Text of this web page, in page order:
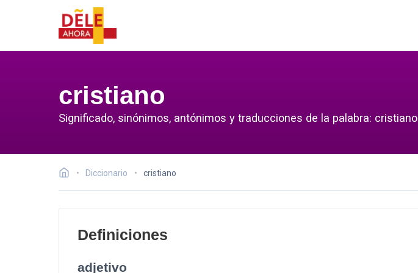
cristiano
Significado, sinónimos, antónimos y traducciones de la palabra: cristiano
Diccionario cristiano
Definiciones
adjetivo